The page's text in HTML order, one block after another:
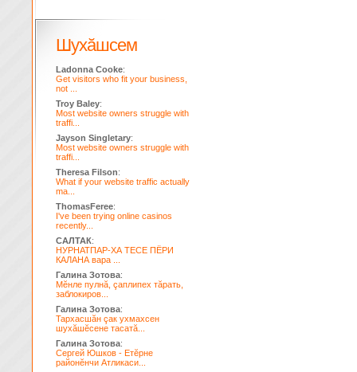
Шухăшсем
Ladonna Cooke:
Get visitors who fit your business,
not ...
Troy Baley:
Most website owners struggle with
traffi...
Jayson Singletary:
Most website owners struggle with
traffi...
Theresa Filson:
What if your website traffic actually
ma...
ThomasFeree:
I've been trying online casinos
recently...
САЛТАК:
НУРНАТПАР-ХА ТЕСЕ ПЁРИ
КАЛАНА вара ...
Галина Зотова:
Мĕнле пулнă, çаплипех тăрать,
заблокиров...
Галина Зотова:
Тархасшăн çак ухмахсен
шухăшĕсене тасатă...
Галина Зотова:
Сергей Юшков - Етĕрне
районĕнчи Атликаси...